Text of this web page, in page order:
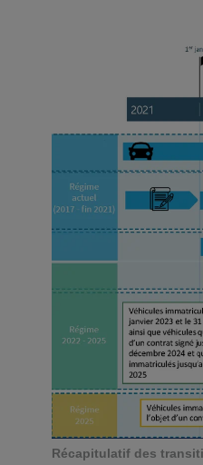
Récapitulatif des